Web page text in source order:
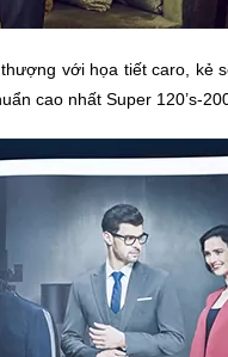
với họa tiết caro, kẻ
cao nhất Super 120’s-